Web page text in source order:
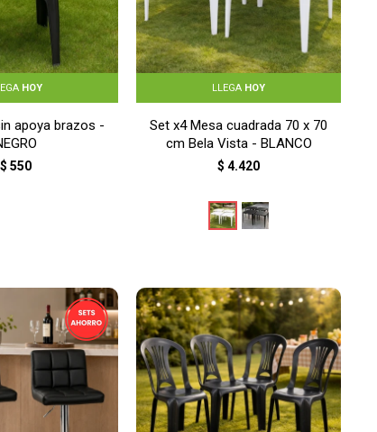
HOY
apoya brazos -
$ 550
LLEGA HOY
Set x4 Mesa cuadrada 70 x 70
cm Bela Vista - BLANCO
$ 4.420